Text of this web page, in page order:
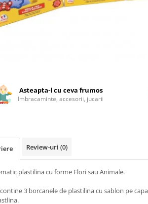
Asteapta-l cu ceva frumos
Imbracaminte, accesorii, jucarii
Review-uri (0)
plastilina cu forme Flori sau Animale.
3 borcanele de plastilina cu sablon pe